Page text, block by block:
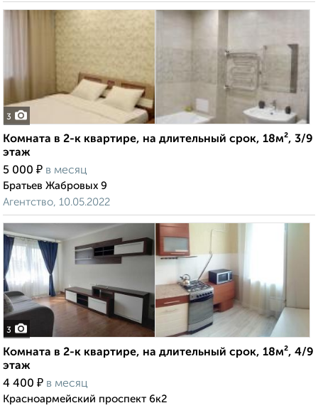
3
Комната в 2-к квартире, на длительный срок, 18м², 3/9
этаж
5 000 ₽ в месяц
Братьев Жабровых 9
Агентство, 10.05.2022
3
Комната в 2-к квартире, на длительный срок, 18м², 4/9
этаж
4 400 ₽ в месяц
Красноармейский проспект 6к2